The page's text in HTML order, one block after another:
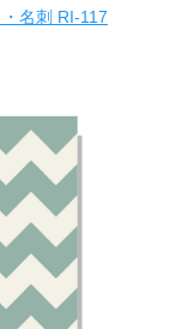
名刺 RI-117